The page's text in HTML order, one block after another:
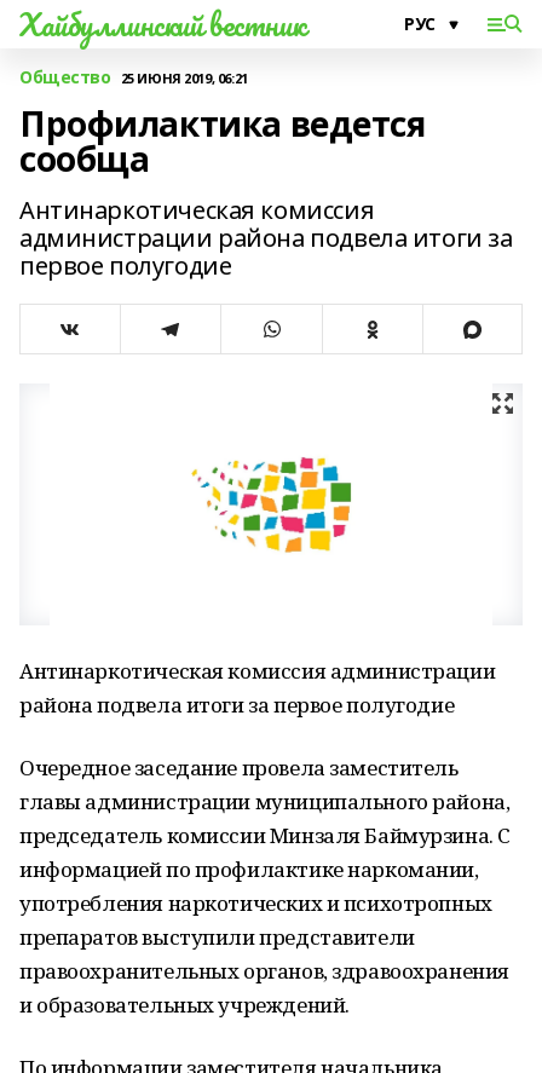
Хайбуллинский вестник
Общество 25 ИЮНЯ 2019, 06:21
Профилактика ведется
сообща
Антинаркотическая комиссия
администрации района подвела итоги за
первое полугодие
Антинаркотическая комиссия администрации
района подвела итоги за первое полугодие
Очередное заседание провела заместитель
главы администрации муниципального района,
председатель комиссии Минзаля Баймурзина. С
информацией по профилактике наркомании,
употребления наркотических и психотропных
препаратов выступили представители
правоохранительных органов, здравоохранения
и образовательных учреждений.